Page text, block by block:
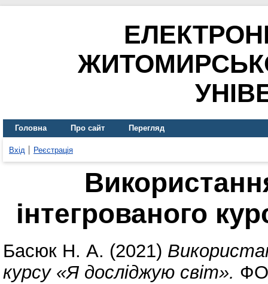
Головна Про сайт Перегляд
Вхід Реєстрація
інтегрованого
Басюк Н. А. (2021)
курсу «Я досліджую світ».